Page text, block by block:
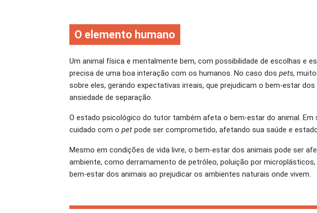
O elemento humano
Um animal física e mentalmente bem, com possibilidade de escolhas e
precisa de uma boa interação com os humanos. No caso dos pets,
sobre eles, gerando expectativas irreais, que prejudicam o bem-estar
ansiedade de separação.
O estado psicológico do tutor também afeta o bem-estar do animal.
cuidado com o pet pode ser comprometido, afetando sua saúde e
Mesmo em condições de vida livre, o bem-estar dos animais pode ser
ambiente, como derramamento de petróleo, poluição por
bem-estar dos animais ao prejudicar os ambientes naturais onde vivem.